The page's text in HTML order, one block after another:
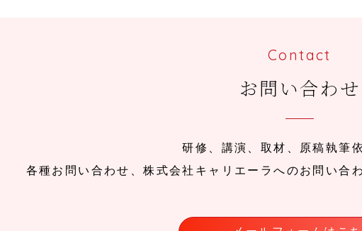
Contact
お問い合わせ
研修、講演、取材、原稿執筆
各種お問い合わせ、株式会社キャリエーラへのお問い合